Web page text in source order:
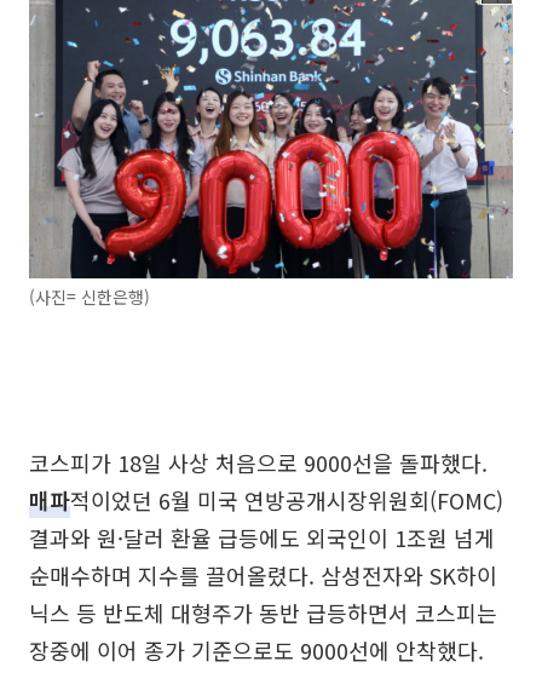
(사진= 신한은행)
코스피가 18일 사상 처음으로 9000선을 돌파했다.
매파적이었던 6월 미국 연방공개시장위원회(FOMC)
결과와 원·달러 환율 급등에도 외국인이 1조원 넘게
순매수하며 지수를 끌어올렸다. 삼성전자와 SK하이
닉스 등 반도체 대형주가 동반 급등하면서 코스피는
장중에 이어 종가 기준으로도 9000선에 안착했다.